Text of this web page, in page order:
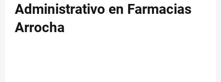
Administrativo en Farmacias
Arrocha